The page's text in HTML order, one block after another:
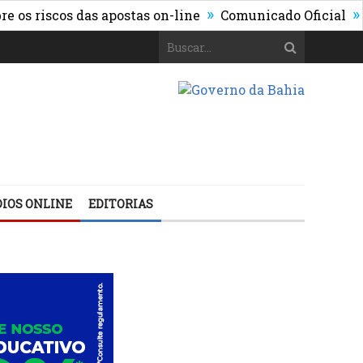
das apostas on-line » Comunicado Oficial »
ONLINE EDITORIAS